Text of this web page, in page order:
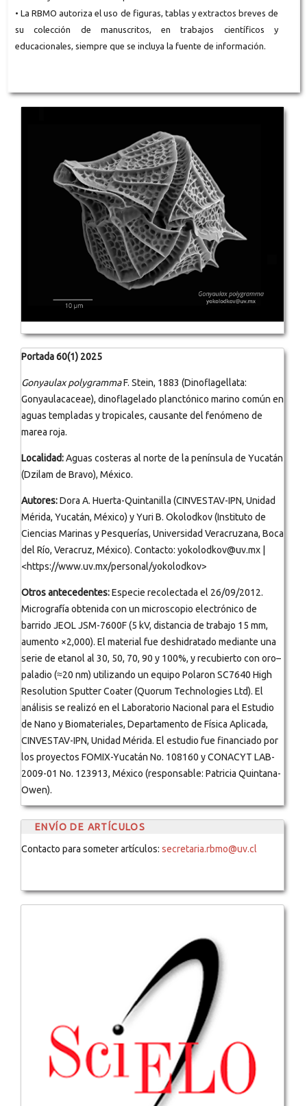
• La RBMO autoriza el uso de figuras, tablas y extractos breves de
su colección de manuscritos, en trabajos científicos y
educacionales, siempre que se incluya la fuente de información.
Portada 60(1) 2025
Gonyaulax polygrammaF. Stein, 1883 (Dinoflagellata:
Gonyaulacaceae), dinoflagelado planctónico marino común en
aguas templadas y tropicales, causante del fenómeno de
marea roja.
Localidad:Aguas costeras al norte de la península de Yucatán
(Dzilam de Bravo), México.
Autores:Dora A. Huerta-Quintanilla (CINVESTAV-IPN, Unidad
Mérida, Yucatán, México) y Yuri B. Okolodkov (Instituto de
Ciencias Marinas y Pesquerías, Universidad Veracruzana, Boca
del Río, Veracruz, México). Contacto: yokolodkov@uv.mx |
<https://www.uv.mx/personal/yokolodkov>
Otros antecedentes:Especie recolectada el 26/09/2012.
Micrografía obtenida con un microscopio electrónico de
barrido JEOL JSM-7600F (5 kV, distancia de trabajo 15 mm,
aumento ×2,000). El material fue deshidratado mediante una
serie de etanol al 30, 50, 70, 90 y 100%, y recubierto con oro–
paladio (≈20 nm) utilizando un equipo Polaron SC7640 High
Resolution Sputter Coater (Quorum Technologies Ltd). El
análisis se realizó en el Laboratorio Nacional para el Estudio
de Nano y Biomateriales, Departamento de Física Aplicada,
CINVESTAV-IPN, Unidad Mérida. El estudio fue financiado por
los proyectos FOMIX-Yucatán No. 108160 y CONACYT LAB-
2009-01 No. 123913, México (responsable: Patricia Quintana-
Owen).
ENVÍO DE ARTÍCULOS
Contacto para someter artículos: secretaria.rbmo@uv.cl